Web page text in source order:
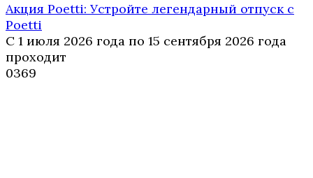
Акция Poetti: Устройте легендарный отпуск с
Poetti
С 1 июля 2026 года по 15 сентября 2026 года
проходит
0369